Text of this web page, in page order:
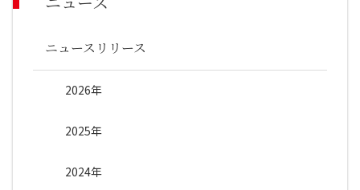
ニュースリリース
2026年
2025年
2024年